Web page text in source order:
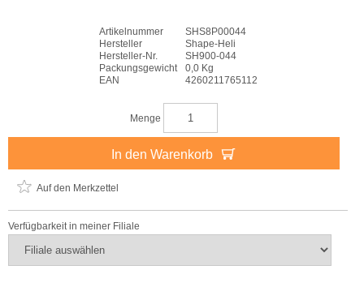
Artikelnummer
SHS8P00044
Hersteller
Shape-Heli
Hersteller-Nr.
SH900-044
Packungsgewicht
0,0 Kg
EAN
4260211765112
Menge
In den Warenkorb
Auf den Merkzettel
Verfügbarkeit in meiner Filiale